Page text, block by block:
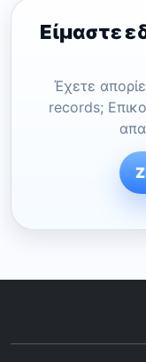
Είμαστε
Έχετε
records;